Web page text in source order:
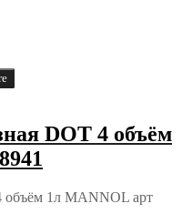
DOT 4 объём
объём 1л MANNOL арт